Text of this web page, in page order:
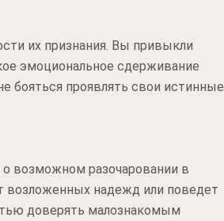
их признания. Вы привыкли
эмоциональное сдерживание
бояться проявлять свои истинные
о возможном разочаровании в
возложенных надежд или поведет
доверять малознакомым